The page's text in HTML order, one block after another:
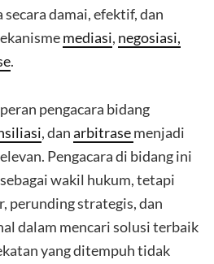
damai, efektif, dan
mediasi, negosiasi,
.
pengacara bidang
, danarbitrasemenjadi
Pengacara di bidang ini
wakil hukum, tetapi
perunding strategis, dan
dalam mencari solusi terbaik
yang ditempuh tidak